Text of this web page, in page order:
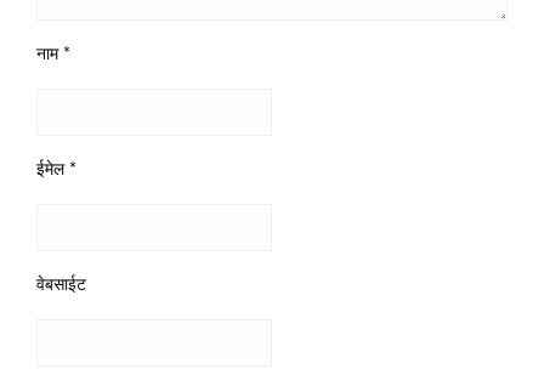
नाम *
ईमेल *
वेबसाईट